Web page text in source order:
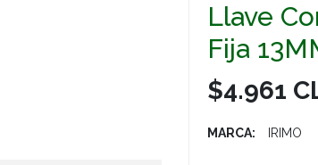
Llave
Fija
$4.961
MARCA: IRIMO